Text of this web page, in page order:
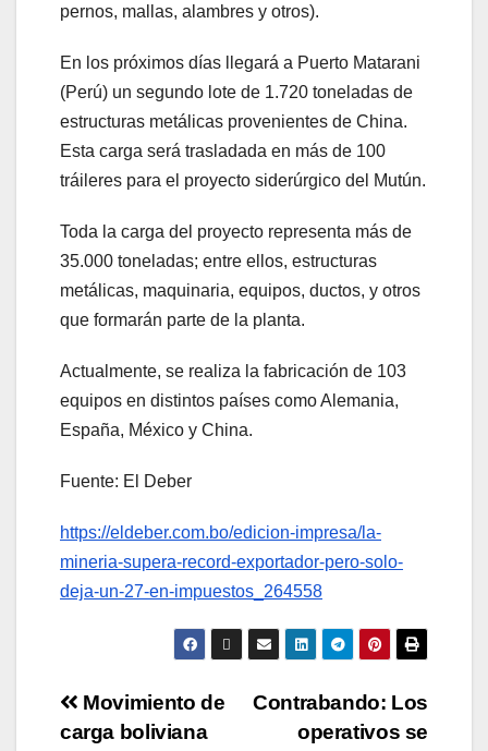
pernos, mallas, alambres y otros).
En los próximos días llegará a Puerto Matarani
(Perú) un segundo lote de 1.720 toneladas de
estructuras metálicas provenientes de China.
Esta carga será trasladada en más de 100
tráileres para el proyecto siderúrgico del Mutún.
Toda la carga del proyecto representa más de
35.000 toneladas; entre ellos, estructuras
metálicas, maquinaria, equipos, ductos, y otros
que formarán parte de la planta.
Actualmente, se realiza la fabricación de 103
equipos en distintos países como Alemania,
España, México y China.
Fuente: El Deber
https://eldeber.com.bo/edicion-impresa/la-
mineria-supera-record-exportador-pero-solo-
deja-un-27-en-impuestos_264558
Contrabando: Los
operativos se
Movimiento de
carga boliviana